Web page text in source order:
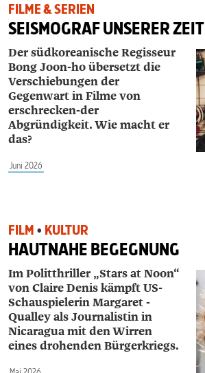
FILME & SERIEN
SEISMOGRAF UNSERER ZEIT
Der südkoreanische Regisseur
Bong Joon-ho übersetzt die
Verschiebungen der
Gegenwart in Filme von
erschrecken-der
Abgründigkeit. Wie macht er
das?
Juni 2026
FILM • KULTUR
HAUTNAHE BEGEGNUNG
Im Politthriller „Stars at Noon“
von ­Claire ­Denis kämpft US-
Schauspielerin Margaret ­
Qualley als Journalistin in
Nicaragua mit den Wirren
eines drohenden Bürgerkriegs.